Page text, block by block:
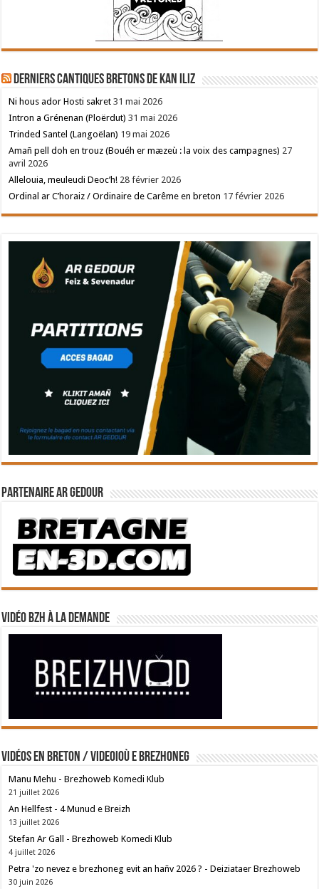
Derniers cantiques bretons de Kan Iliz
Ni hous ador Hosti sakret 31 mai 2026
Intron a Grénenan (Ploërdut) 31 mai 2026
Trinded Santel (Langoëlan) 19 mai 2026
Amañ pell doh en trouz (Bouéh er mæzeù : la voix des campagnes) 27
avril 2026
Allelouia, meuleudi Deoc’h! 28 février 2026
Ordinal ar C’horaiz / Ordinaire de Carême en breton 17 février 2026
Partenaire Ar Gedour
Vidéo BZH à la demande
Vidéos en breton / Videoioù e brezhoneg
Manu Mehu - Brezhoweb Komedi Klub
21 juillet 2026
An Hellfest - 4 Munud e Breizh
13 juillet 2026
Stefan Ar Gall - Brezhoweb Komedi Klub
4 juillet 2026
Petra 'zo nevez e brezhoneg evit an hañv 2026 ? - Deiziataer Brezhoweb
30 juin 2026